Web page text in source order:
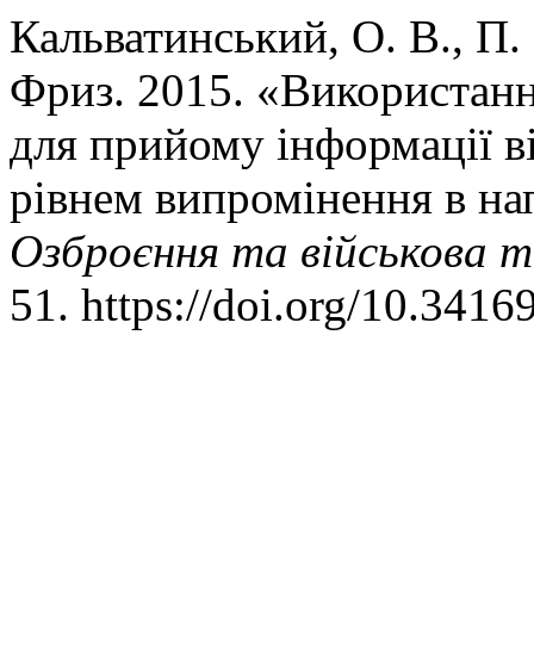
Кальватинський, О. В.,
Фриз. 2015.
для прийому інформації
рівнем випромінення в
Озброєння та військова
51. https://doi.org/